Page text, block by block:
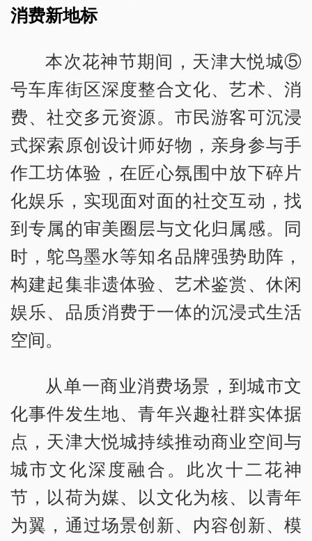
消费新地标
本次花神节期间，天津大悦城⑤
号车库街区深度整合文化、艺术、消
费、社交多元资源。市民游客可沉浸
式探索原创设计师好物，亲身参与手
作工坊体验，在匠心氛围中放下碎片
化娱乐，实现面对面的社交互动，找
到专属的审美圈层与文化归属感。同
时，鸵鸟墨水等知名品牌强势助阵，
构建起集非遗体验、艺术鉴赏、休闲
娱乐、品质消费于一体的沉浸式生活
空间。
从单一商业消费场景，到城市文
化事件发生地、青年兴趣社群实体据
点，天津大悦城持续推动商业空间与
城市文化深度融合。此次十二花神
节，以荷为媒、以文化为核、以青年
为翼，通过场景创新、内容创新、模